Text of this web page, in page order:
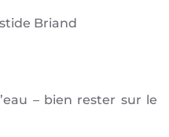
Briand
– bien rester sur le